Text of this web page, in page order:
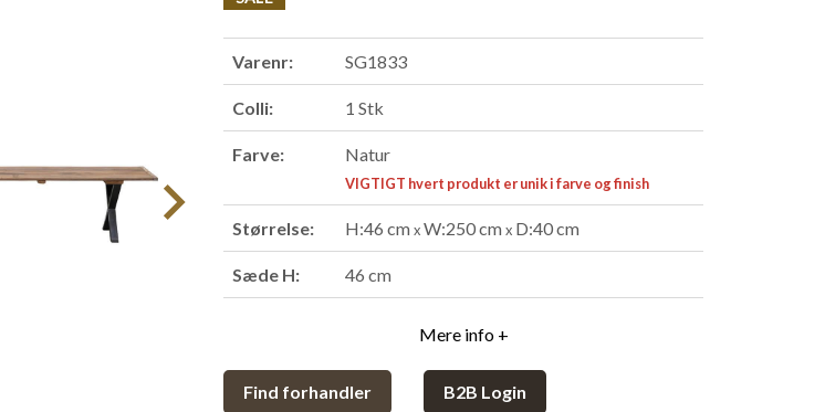
Varenr: SG1833
Colli: 1 Stk
Farve: Natur
VIGTIGT hvert produkt er unik i farve og finish
Størrelse: H:46 cm xW:250 cm x D:40 cm
Sæde H: 46 cm
Mere info +
Find forhandler B2B Login